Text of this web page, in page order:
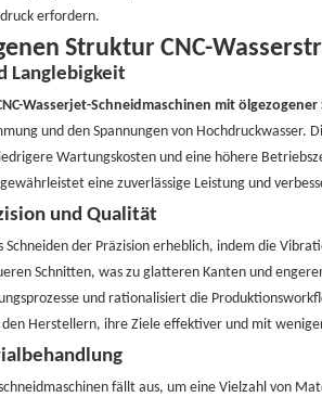
erfordern.
Struktur CNC-
Langlebigkeit
Wasserjet-Schneidmaschinen mit
und den Spannungen von
Wartungskosten und eine höhere
eine zuverlässige Leistung und
und Qualität
Schneiden der Präzision erheblich, indem die
Schnitten, was zu glatteren Kanten und
und rationalisiert die
Herstellern, ihre Ziele effektiver und mit
fällt aus, um eine Vielzahl von